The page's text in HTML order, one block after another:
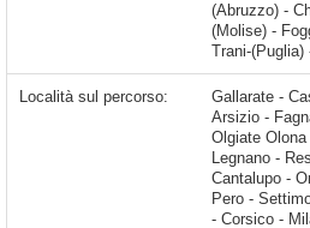
(Abruzzo) -
(Molise) -
Trani-(Puglia)
Località sul percorso: Gallarate - Cassano Magnago - Busto Arsizio - Fagnano Olona - Solbiate Olona - Olgiate Olona - Marnate - Castellanza - Legnano - Rescaldina - Cerro Maggiore - Cantalupo - Origgio -